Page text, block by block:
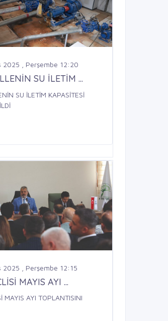
2025 , Perşembe 12:20
SU İLETİM ...
SU İLETİM KAPASİTESİ
2025 , Perşembe 12:15
MAYIS AYI ...
MAYIS AYI TOPLANTISINI